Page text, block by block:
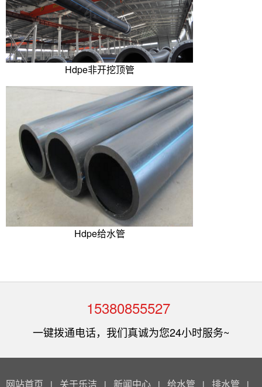
Hdpe非开挖顶管
Hdpe给水管
15380855527
一键拨通电话，我们真诚为您24小时服务~
网站首页 | 关于乐洁 | 新闻中心 | 给水管 | 排水管 |